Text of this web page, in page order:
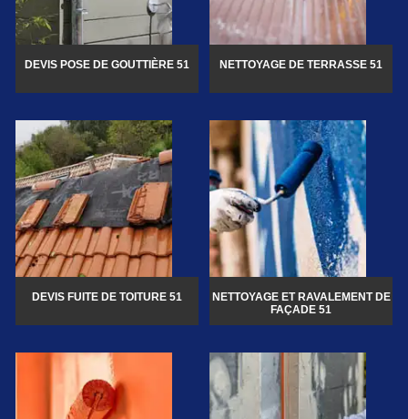
DEVIS POSE DE GOUTTIÈRE 51 NETTOYAGE DE TERRASSE 51
DEVIS FUITE DE TOITURE 51
NETTOYAGE ET RAVALEMENT DE
FAÇADE 51